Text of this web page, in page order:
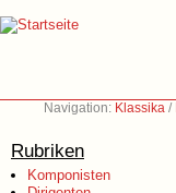
Navigation: Klassika /
Rubriken
Komponisten